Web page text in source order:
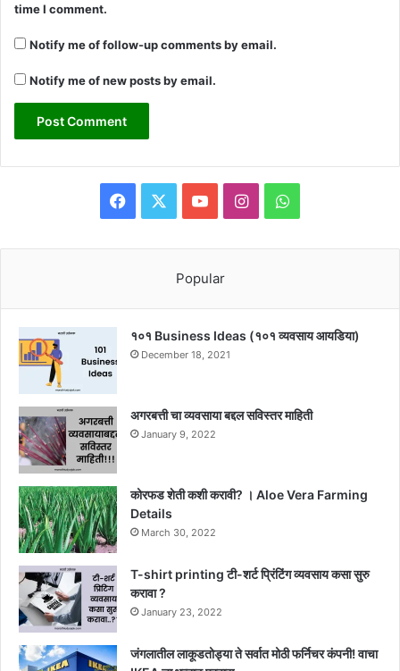
time I comment.
Notify me of follow-up comments by email.
Notify me of new posts by email.
Facebook YouTubeInstagramWhatsApp
Popular
१०१ Business Ideas (१०१ व्यवसाय आयडिया)
December 18, 2021
अगरबत्ती चा व्यवसाया बद्दल सविस्तर माहिती
January 9, 2022
कोरफड शेती कशी करावी? । Aloe Vera Farming
Details
March 30, 2022
T-shirt printing टी-शर्ट प्रिंटिंग व्यवसाय कसा सुरु
करावा ?
January 23, 2022
जंगलातील लाकूडतोड्या ते सर्वात मोठी फर्निचर कंपनी! वाचा